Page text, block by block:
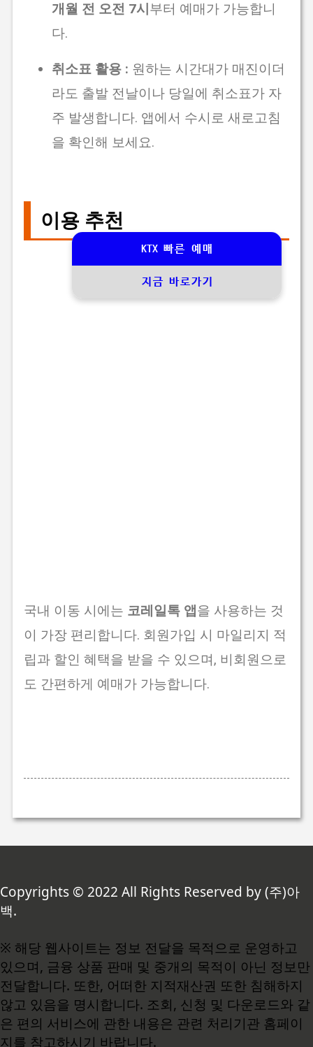
개월 전 오전 7시 부터 예매가 가능합니
다.
취소표 활용 : 원하는 시간대가 매진이더
라도 출발 전날이나 당일에 취소표가 자
주 발생합니다. 앱에서 수시로 새로고침
을 확인해 보세요.
이용 추천
국내 이동 시에는 코레일톡 앱 을 사용하는 것
이 가장 편리합니다. 회원가입 시 마일리지 적
립과 할인 혜택을 받을 수 있으며, 비회원으로
도 간편하게 예매가 가능합니다.
KTX 빠른 예매
지금 바로가기
Copyrights © 2022 All Rights Reserved by (주)아
백.
※ 해당 웹사이트는 정보 전달을 목적으로 운영하고
있으며, 금융 상품 판매 및 중개의 목적이 아닌 정보만
전달합니다. 또한, 어떠한 지적재산권 또한 침해하지
않고 있음을 명시합니다. 조회, 신청 및 다운로드와 같
은 편의 서비스에 관한 내용은 관련 처리기관 홈페이
지를 참고하시기 바랍니다.